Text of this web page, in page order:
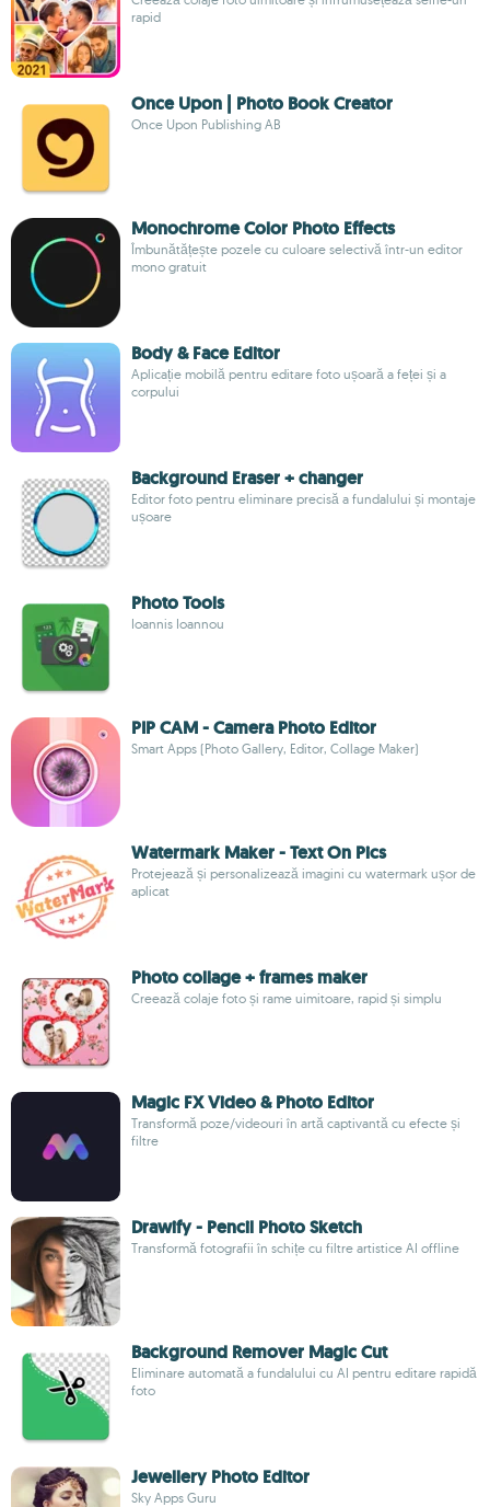
rapid
Once Upon | Photo Book Creator
Once Upon Publishing AB
Monochrome Color Photo Effects
Îmbunătățește pozele cu culoare selectivă într-un editor
mono gratuit
Body & Face Editor
Aplicație mobilă pentru editare foto ușoară a feței și a
corpului
Background Eraser + changer
Editor foto pentru eliminare precisă a fundalului și montaje
ușoare
Photo Tools
Ioannis Ioannou
PIP CAM - Camera Photo Editor
Smart Apps (Photo Gallery, Editor, Collage Maker)
Watermark Maker - Text On Pics
Protejează și personalizează imagini cu watermark ușor de
aplicat
Photo collage + frames maker
Creează colaje foto și rame uimitoare, rapid și simplu
Magic FX Video & Photo Editor
Transformă poze/videouri în artă captivantă cu efecte și
filtre
Drawify - Pencil Photo Sketch
Transformă fotografii în schițe cu filtre artistice AI offline
Background Remover Magic Cut
Eliminare automată a fundalului cu AI pentru editare rapidă
foto
Jewellery Photo Editor
Sky Apps Guru